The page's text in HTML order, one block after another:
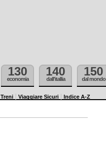
130
economia
140
dall'itallia
150
dal mondo
Treni Viaggiare Sicuri Indice A-Z